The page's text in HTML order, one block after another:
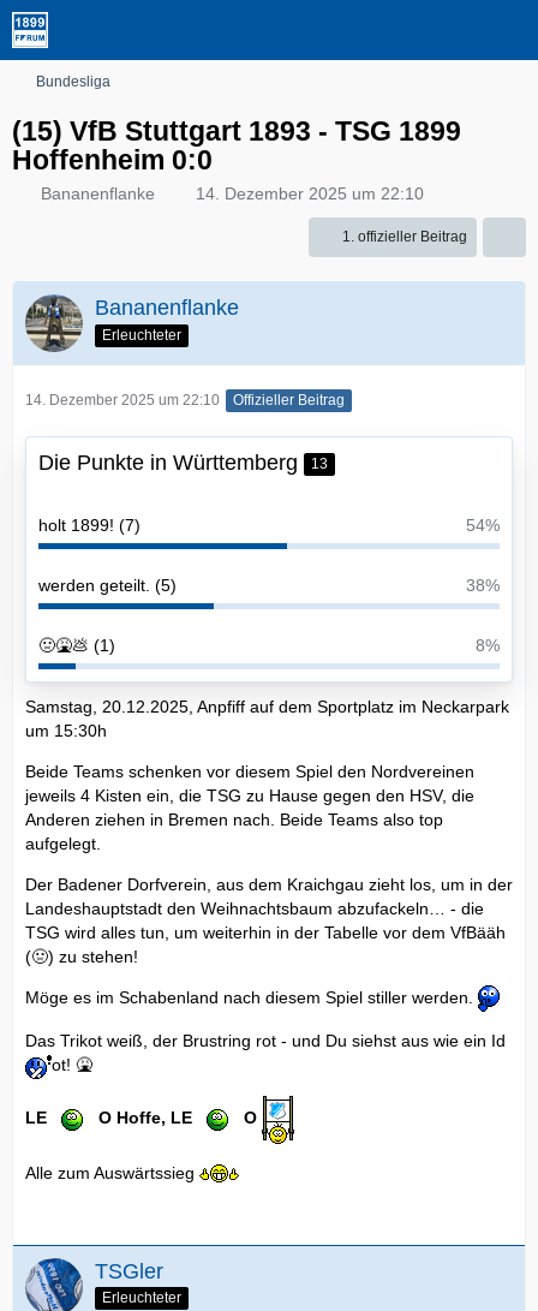
Bundesliga
(15) VfB Stuttgart 1893 - TSG 1899
Hoffenheim 0:0
Bananenflanke 14. Dezember 2025 um 22:10
1. offizieller Beitrag
Bananenflanke
Erleuchteter
14. Dezember 2025 um 22:10 Offizieller Beitrag
Die Punkte in Württemberg 13
holt 1899! (7) 54%
werden geteilt. (5) 38%
🤢🤮💩 (1) 8%
Samstag, 20.12.2025, Anpfiff auf dem Sportplatz im Neckarpark
um 15:30h
Beide Teams schenken vor diesem Spiel den Nordvereinen
jeweils 4 Kisten ein, die TSG zu Hause gegen den HSV, die
Anderen ziehen in Bremen nach. Beide Teams also top
aufgelegt.
Der Badener Dorfverein, aus dem Kraichgau zieht los, um in der
Landeshauptstadt den Weihnachtsbaum abzufackeln… - die
TSG wird alles tun, um weiterhin in der Tabelle vor dem VfBääh
(🤢) zu stehen!
Möge es im Schabenland nach diesem Spiel stiller werden.
Das Trikot weiß, der Brustring rot - und Du siehst aus wie ein Id
ot! 🤮
LE O Hoffe, LE O
Alle zum Auswärtssieg
TSGler
Erleuchteter